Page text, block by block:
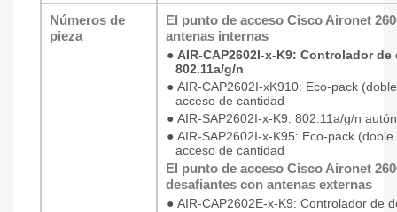
Números de
pieza
El punto de acceso Cisco Aironet
antenas internas
● AIR-CAP2602I-x-K9: Controlador
802.11a/g/n
● AIR-CAP2602I-xK910: Eco-pack
acceso de cantidad
● AIR-SAP2602I-x-K9: 802.11a/g/n
● AIR-SAP2602I-x-K95: Eco-pack
acceso de cantidad
El punto de acceso Cisco Aironet
desafiantes con antenas externas
● AIR-CAP2602E-x-K9: Controlador de